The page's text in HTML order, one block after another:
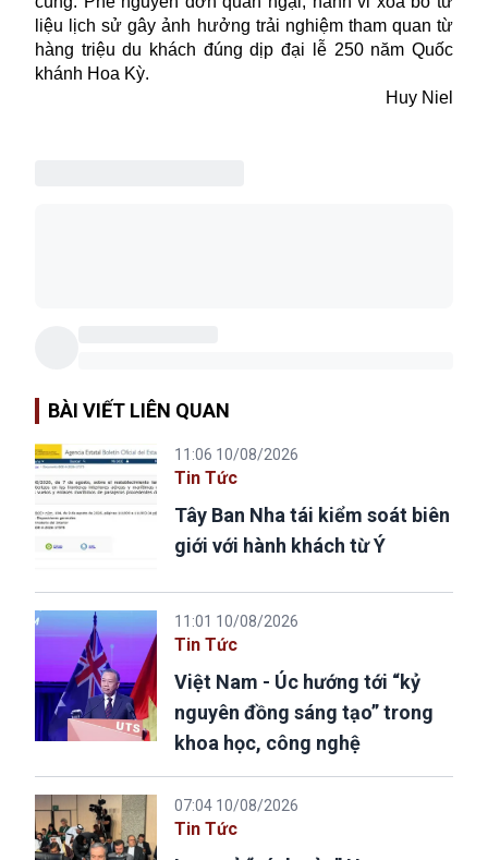
liệu lịch sử gây ảnh hưởng trải nghiệm tham quan từ
hàng triệu du khách đúng dịp đại lễ 250 năm Quốc
khánh Hoa Kỳ.
Huy Niel
BÀI VIẾT LIÊN QUAN
11:06 10/08/2026
Tin Tức
Tây Ban Nha tái kiểm soát biên
giới với hành khách từ Ý
11:01 10/08/2026
Tin Tức
Việt Nam - Úc hướng tới “kỷ
nguyên đồng sáng tạo” trong
khoa học, công nghệ
07:04 10/08/2026
Tin Tức